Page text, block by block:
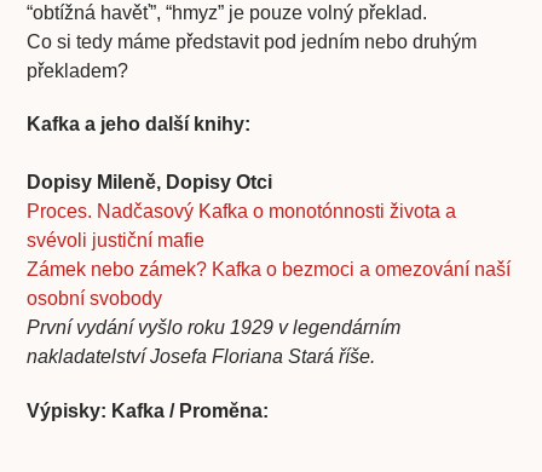
“obtížná havěť”, “hmyz” je pouze volný překlad.
Co si tedy máme představit pod jedním nebo druhým
překladem?
Kafka a jeho další knihy:
Dopisy Mileně, Dopisy Otci
Proces. Nadčasový Kafka o monotónnosti života a
svévoli justiční mafie
Zámek nebo zámek? Kafka o bezmoci a omezování naší
osobní svobody
První vydání vyšlo roku 1929 v legendárním
nakladatelství Josefa Floriana Stará říše.
Výpisky: Kafka / Proměna: